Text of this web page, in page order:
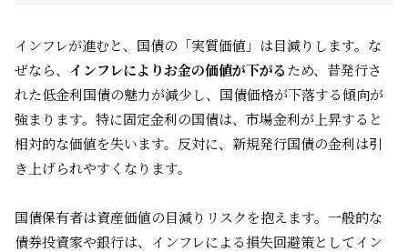
インフレが進むと、国債の「実質価値」は目減りします。な
ぜなら、 インフレによりお金の価値が下がるため、昔発行さ
れた低金利国債の魅力が減少し、国債価格が下落する傾向が
強まります。特に固定金利の国債は、市場金利が上昇すると
相対的な価値を失います。反対に、新規発行国債の金利は引
き上げられやすくなります。
国債保有者は資産価値の目減りリスクを抱えます。一般的な
債券投資家や銀行は、インフレによる損失回避策としてイン